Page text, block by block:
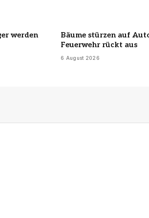
werden
Bäume stürzen auf
Feuerwehr rückt aus
6 August 2026